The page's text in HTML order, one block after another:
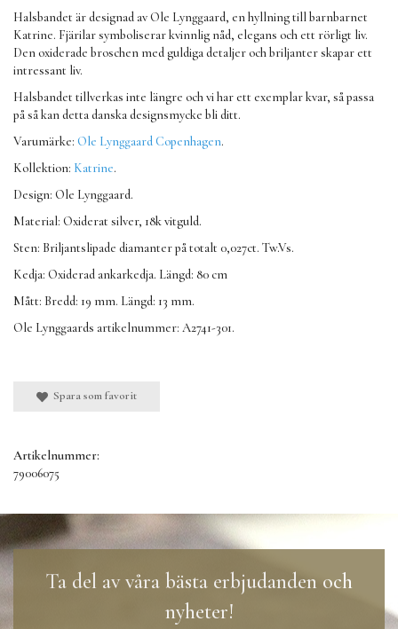
Halsbandet är designad av Ole Lynggaard, en hyllning till barnbarnet
Katrine. Fjärilar symboliserar kvinnlig nåd, elegans och ett rörligt liv.
Den oxiderade broschen med guldiga detaljer och briljanter skapar ett
intressant liv.
Halsbandet tillverkas inte längre och vi har ett exemplar kvar, så passa
på så kan detta danska designsmycke bli ditt.
Varumärke: Ole Lynggaard Copenhagen.
Kollektion: Katrine.
Design: Ole Lynggaard.
Material: Oxiderat silver, 18k vitguld.
Sten: Briljantslipade diamanter på totalt 0,027ct. Tw.Vs.
Kedja: Oxiderad ankarkedja. Längd: 80 cm
Mått: Bredd: 19 mm. Längd: 13 mm.
Ole Lynggaards artikelnummer: A2741-301.
Spara som favorit
Artikelnummer:
79006075
Ta del av våra bästa erbjudanden och
nyheter!